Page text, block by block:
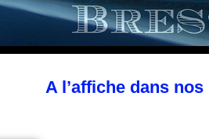
A l’affiche dans